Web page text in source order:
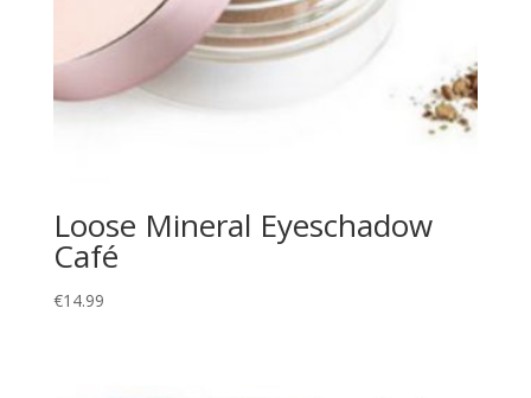
Loose Mineral Eyeschadow
Café
€14.99